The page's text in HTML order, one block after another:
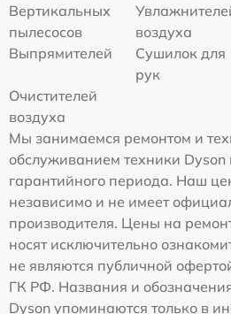
Вертикальных
пылесосов
воздуха
Выпрямителей
Сушилок для
рук
Очистителей
воздуха
Мы занимаемся ремонтом и
обслуживанием техники Dyson
гарантийного периода. Наш
независимо и не имеет
производителя. Цены на
носят исключительно
не являются публичной
ГК РФ. Названия и
Dyson упоминаются только в